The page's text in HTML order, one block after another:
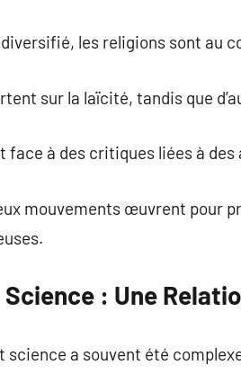
les religions sont au
sur la laïcité, tandis que
face à des critiques liées à
mouvements œuvrent pour
: Une
a souvent été